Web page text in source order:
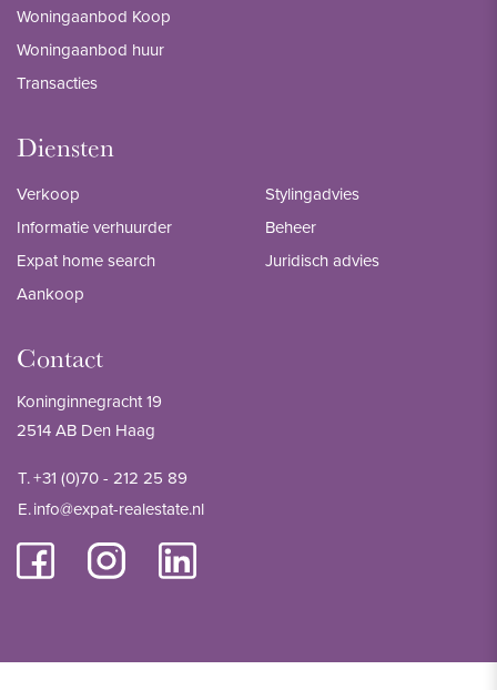
Woningaanbod Koop
Woningaanbod huur
Transacties
Diensten
Verkoop
Informatie verhuurder
Expat home search
Aankoop
Stylingadvies
Beheer
Juridisch advies
Contact
Koninginnegracht 19
2514 AB Den Haag
T.+31 (0)70 - 212 25 89
E.info@expat-realestate.nl